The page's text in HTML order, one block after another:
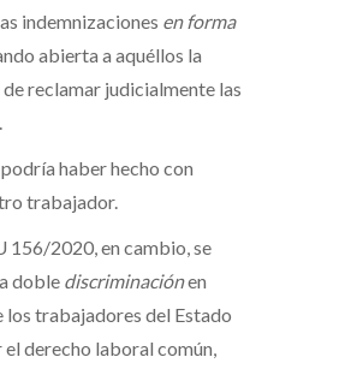
indemnizaciones en forma
abierta a aquéllos la
reclamar judicialmente las
haber hecho con
trabajador.
156/2020, en cambio, se
doble discriminaciónen
los trabajadores del Estado
derecho laboral común,